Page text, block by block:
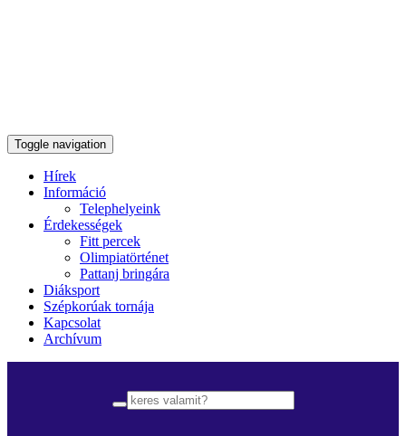
Toggle navigation
Hírek
Információ
Telephelyeink
Érdekességek
Fitt percek
Olimpiatörténet
Pattanj bringára
Diáksport
Szépkorúak tornája
Kapcsolat
Archívum